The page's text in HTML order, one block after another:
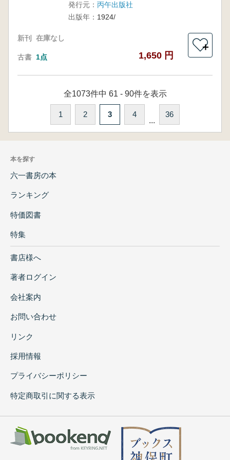
発行元： 丙午出版社
出版年： 1924/
新刊 在庫なし
古書 1点 1,650 円
＋
全1073件中 61 - 90件を表示
1 2 3 4
...
36
本を探す
六一書房の本
ランキング
特価図書
特集
書店様へ
著者ログイン
会社案内
お問い合わせ
リンク
採用情報
プライバシーポリシー
特定商取引に関する表示